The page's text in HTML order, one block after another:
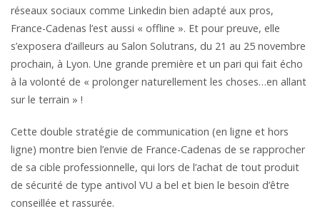
réseaux sociaux comme Linkedin bien adapté aux pros,
France-Cadenas l’est aussi « offline ». Et pour preuve, elle
s’exposera d’ailleurs au Salon Solutrans, du 21 au 25 novembre
prochain, à Lyon. Une grande première et un pari qui fait écho
à la volonté de « prolonger naturellement les choses…en allant
sur le terrain » !
Cette double stratégie de communication (en ligne et hors
ligne) montre bien l’envie de France-Cadenas de se rapprocher
de sa cible professionnelle, qui lors de l’achat de tout produit
de sécurité de type antivol VU a bel et bien le besoin d’être
conseillée et rassurée.